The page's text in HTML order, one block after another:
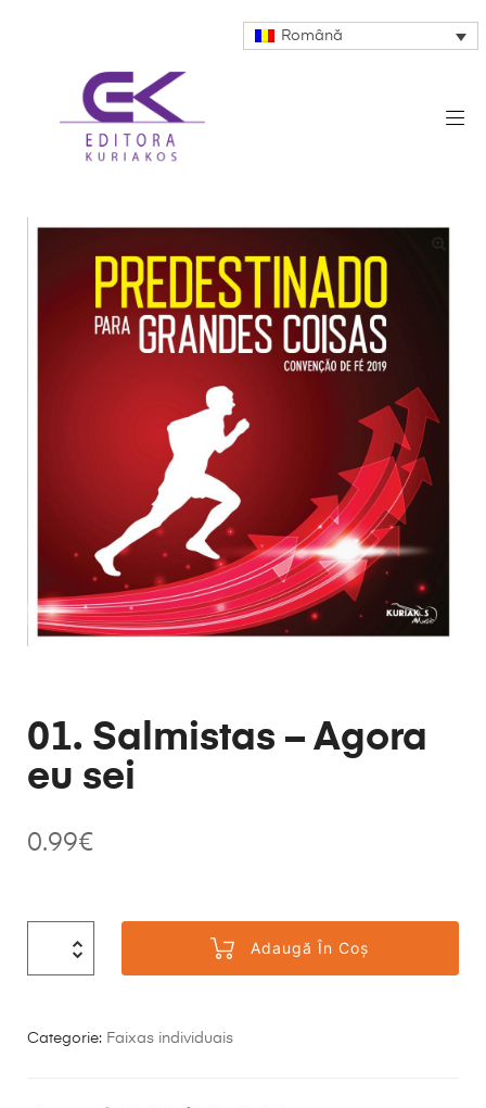
Română
01. Salmistas – Agora
eu sei
0.99€
Adaugă În Coș
Categorie: Faixas individuais